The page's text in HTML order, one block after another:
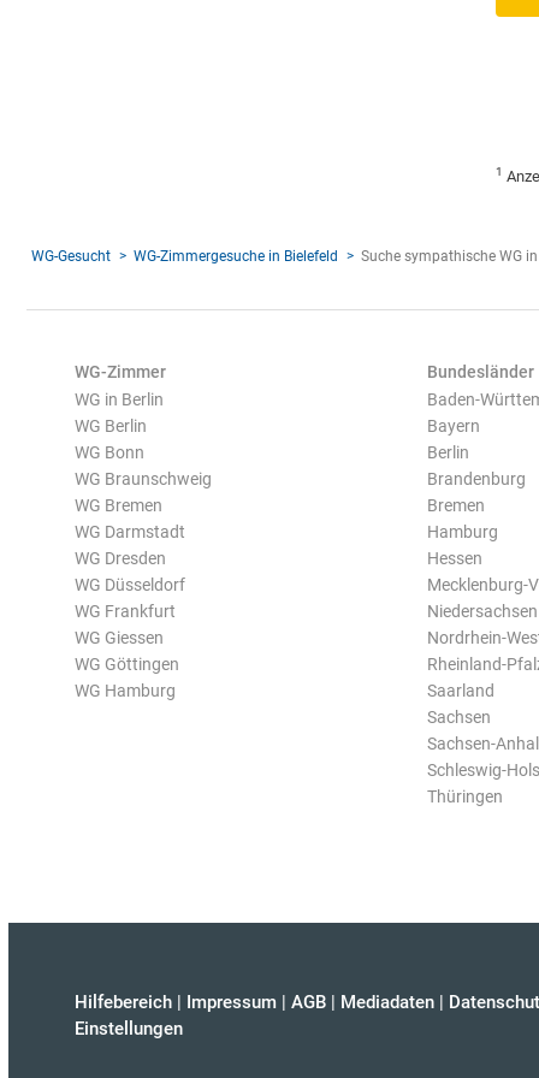
1
WG-Gesucht WG-Zimmergesuche in Bielefeld Suche sympathische WG in
WG-Zimmer
WG in Berlin
WG Berlin
WG Bonn
WG Braunschweig
WG Bremen
WG Darmstadt
WG Dresden
WG Düsseldorf
WG Frankfurt
WG Giessen
WG Göttingen
WG Hamburg
Bundesländer
Baden-
Bayern
Berlin
Brandenburg
Bremen
Hamburg
Hessen
Mecklenburg-
Niedersachsen
Nordrhein-
Rheinland-
Saarland
Sachsen
Sachsen-
Schleswig-
Thüringen
Hilfebereich | Impressum | AGB | Mediadaten |
Einstellungen